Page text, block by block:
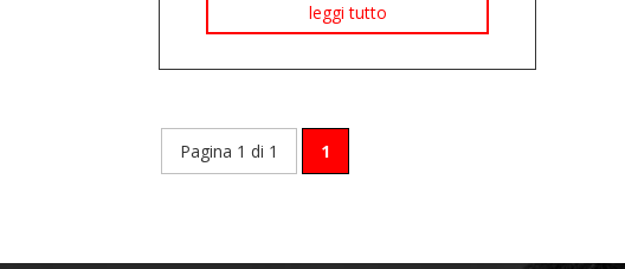
leggi tutto
Pagina 1 di 1 1